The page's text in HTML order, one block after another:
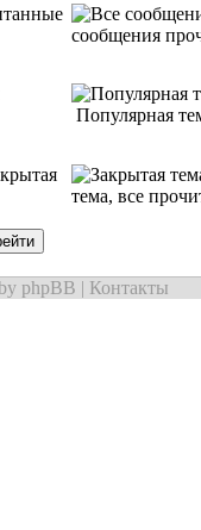
сообщения
Популярная
тема, все
phpBB | Контакты